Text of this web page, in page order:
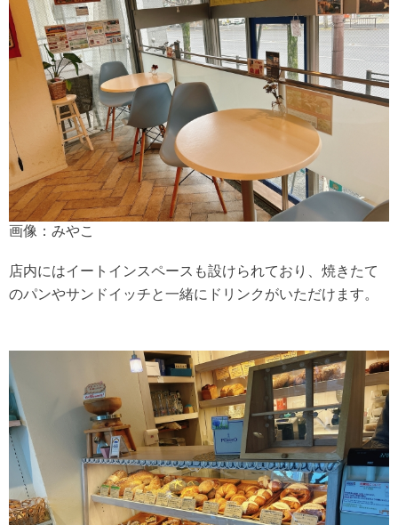
画像：みやこ
店内にはイートインスペースも設けられており、焼きたて
のパンやサンドイッチと一緒にドリンクがいただけます。